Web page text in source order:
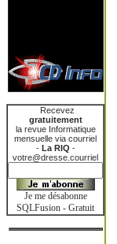
Recevez
gratuitement
la revue Informatique
mensuelle via courriel
- La RIQ -
votre@dresse.courriel
Je me désabonne
SQLFusion - Gratuit